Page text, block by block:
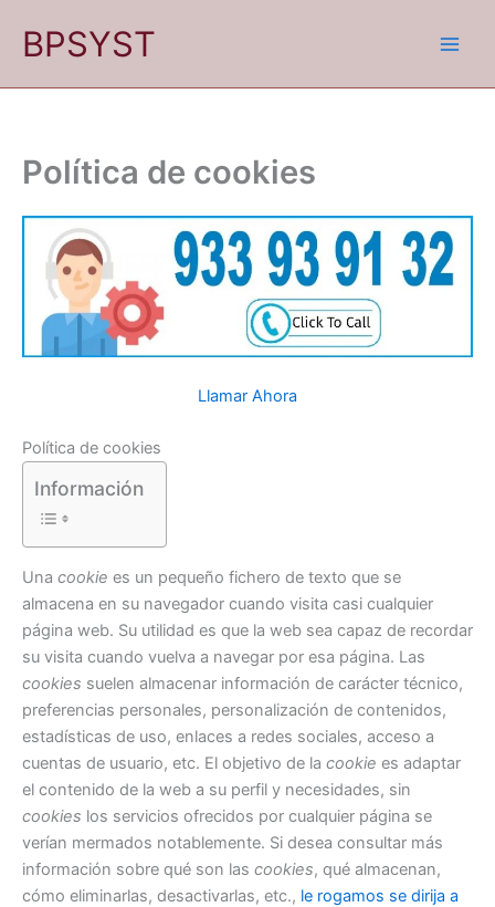
BPSYST
Política de cookies
Llamar Ahora
Política de cookies
Información
Una cookie es un pequeño fichero de texto que se
almacena en su navegador cuando visita casi cualquier
página web. Su utilidad es que la web sea capaz de recordar
su visita cuando vuelva a navegar por esa página. Las
cookies suelen almacenar información de carácter técnico,
preferencias personales, personalización de contenidos,
estadísticas de uso, enlaces a redes sociales, acceso a
cuentas de usuario, etc. El objetivo de la cookie es adaptar
el contenido de la web a su perfil y necesidades, sin
cookies los servicios ofrecidos por cualquier página se
verían mermados notablemente. Si desea consultar más
información sobre qué son las cookies, qué almacenan,
cómo eliminarlas, desactivarlas, etc., le rogamos se dirija a